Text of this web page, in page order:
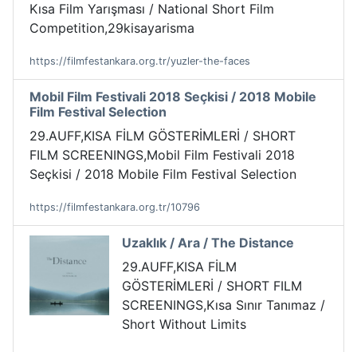
Kısa Film Yarışması / National Short Film
Competition,29kisayarisma
https://filmfestankara.org.tr/yuzler-the-faces
Mobil Film Festivali 2018 Seçkisi / 2018 Mobile
Film Festival Selection
29.AUFF,KISA FİLM GÖSTERİMLERİ / SHORT
FILM SCREENINGS,Mobil Film Festivali 2018
Seçkisi / 2018 Mobile Film Festival Selection
https://filmfestankara.org.tr/10796
Uzaklık / Ara / The Distance
29.AUFF,KISA FİLM
GÖSTERİMLERİ / SHORT FILM
SCREENINGS,Kısa Sınır Tanımaz /
Short Without Limits